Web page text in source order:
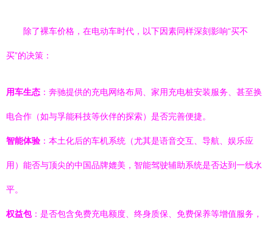
除了裸车价格，在电动车时代，以下因素同样深刻影响“买不
买”的决策：
用车生态 ：奔驰提供的充电网络布局、家用充电桩安装服务、甚至换
电合作（如与孚能科技等伙伴的探索）是否完善便捷。
智能体验 ：本土化后的车机系统（尤其是语音交互、导航、娱乐应
用）能否与顶尖的中国品牌媲美，智能驾驶辅助系统是否达到一线水
平。
权益包：是否包含免费充电额度、终身质保、免费保养等增值服务，